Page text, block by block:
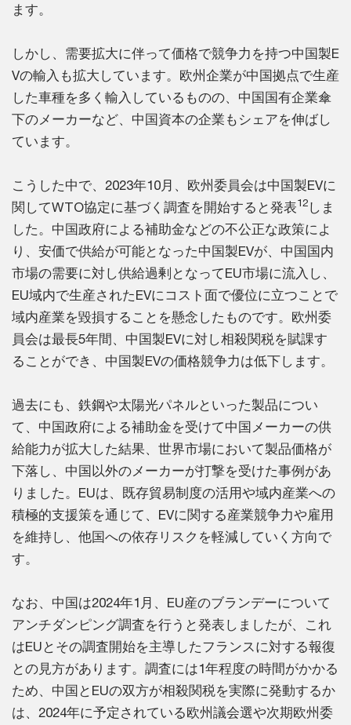
ます。
しかし、需要拡大に伴って価格で競争力を持つ中国製E
Vの輸入も拡大しています。欧州企業が中国拠点で生産
した車種を多く輸入しているものの、中国国有企業傘
下のメーカーなど、中国資本の企業もシェアを伸ばし
ています。
こうした中で、2023年10月、欧州委員会は中国製EVに
関してWTO協定に基づく調査を開始すると発表12しま
した。中国政府による補助金などの不公正な政策によ
り、安価で供給が可能となった中国製EVが、中国国内
市場の需要に対し供給過剰となってEU市場に流入し、
EU域内で生産されたEVにコスト面で優位に立つことで
域内産業を毀損することを懸念したものです。欧州委
員会は最長5年間、中国製EVに対し相殺関税を賦課す
ることができ、中国製EVの価格競争力は低下します。
過去にも、鉄鋼や太陽光パネルといった製品につい
て、中国政府による補助金を受けて中国メーカーの供
給能力が拡大した結果、世界市場において製品価格が
下落し、中国以外のメーカーが打撃を受けた事例があ
りました。EUは、既存貿易制度の活用や域内産業への
積極的支援策を通じて、EVに関する産業競争力や雇用
を維持し、他国への依存リスクを軽減していく方向で
す。
なお、中国は2024年1月、EU産のブランデーについて
アンチダンピング調査を行うと発表しましたが、これ
はEUとその調査開始を主導したフランスに対する報復
との見方があります。調査には1年程度の時間がかかる
ため、中国とEUの双方が相殺関税を実際に発動するか
は、2024年に予定されている欧州議会選や次期欧州委